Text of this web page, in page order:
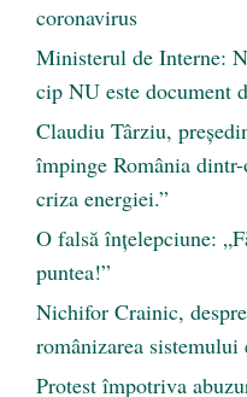
coronavirus
Ministerul de Interne:
cip NU este document
Claudiu Târziu,
împinge România
criza energiei.”
O falsă înțelepciune:
puntea!”
Nichifor Crainic,
românizarea
Protest împotriva